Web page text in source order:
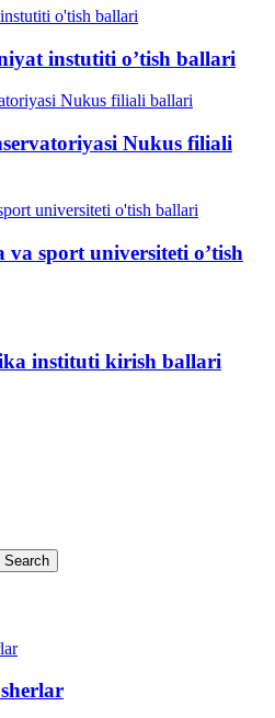
instutiti o’tish ballari
Nukus filiali
sport universiteti o’tish
instituti kirish ballari